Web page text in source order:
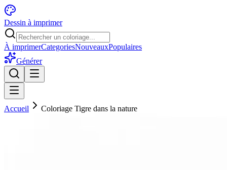
Dessin à imprimer
À imprimerCategoriesNouveauxPopulaires
Générer
Accueil Coloriage Tigre dans la nature